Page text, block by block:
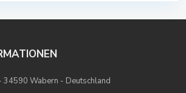
34590 Wabern - Deutschland